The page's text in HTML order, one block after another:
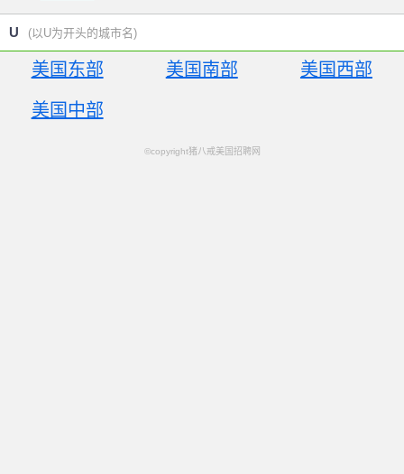
U (以U为开头的城市名)
美国东部 美国南部 美国西部
美国中部
©copyright猪八戒美国招聘网